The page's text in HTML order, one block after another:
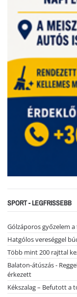
SPORT - LEGFRISSEBB
Gólzáporos győzelem
Hatgólos vereséggel
Több mint 200 rajttal
Balaton-átúszás -
érkezett
Kékszalag – Befutott a